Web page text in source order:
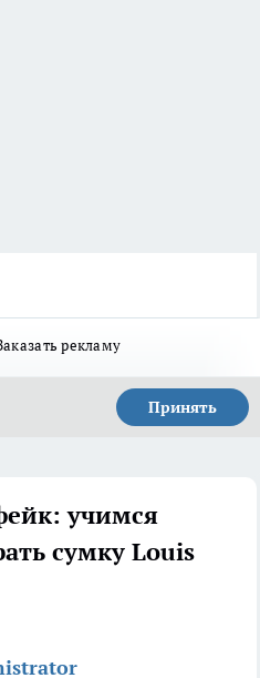
рекламу
Принять
учимся
сумку Louis